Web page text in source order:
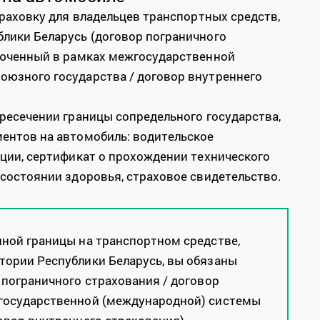
для владельцев транспортных средств,
Беларусь (договор пограничного
в рамках межгосударственной
государства / договор внутреннего
границы сопредельного государства,
на автомобиль: водительское
сертификат о прохождении технического
здоровья, страховое свидетельство.
границы на транспортном средстве,
Республики Беларусь, вы обязаны
страхования / договор
(международной) системы